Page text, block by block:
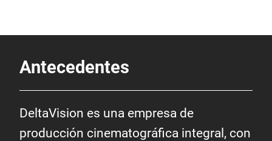
Antecedentes
DeltaVision es una empresa de
producción cinematográfica integral, con